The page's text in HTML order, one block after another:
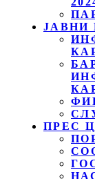
ЈАВНИ
ПРЕС